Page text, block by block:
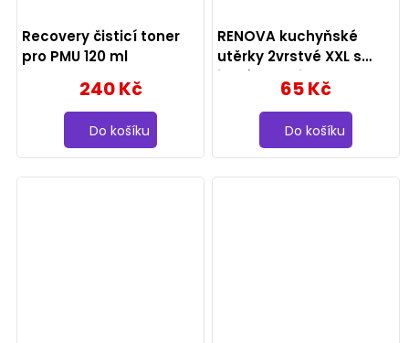
Recovery čisticí toner
pro PMU 120 ml
240 Kč
Do košíku
RENOVA kuchyňské
utěrky 2vrstvé XXL s
jarním motivem, 2 role
65 Kč
Do košíku